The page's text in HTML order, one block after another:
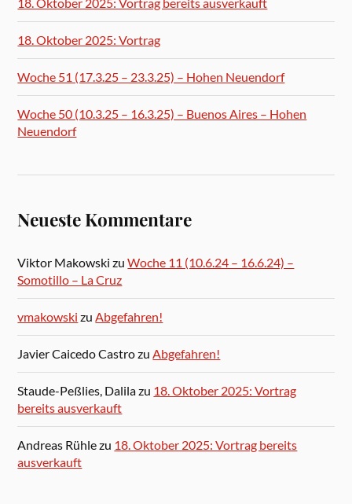
18. Oktober 2025: Vortrag
Woche 51 (17.3.25 – 23.3.25) – Hohen Neuendorf
Woche 50 (10.3.25 – 16.3.25) – Buenos Aires – Hohen
Neuendorf
Neueste Kommentare
Viktor Makowski zuWoche 11 (10.6.24 – 16.6.24) –
Somotillo – La Cruz
vmakowski zuAbgefahren!
Javier Caicedo CastrozuAbgefahren!
Staude-Peßlies, Dalilazu 18. Oktober 2025: Vortrag
bereits ausverkauft
Andreas Rühlezu 18. Oktober 2025: Vortrag bereits
ausverkauft